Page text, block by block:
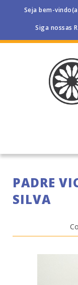
Seja bem-
Siga nossas
PADRE
SILVA